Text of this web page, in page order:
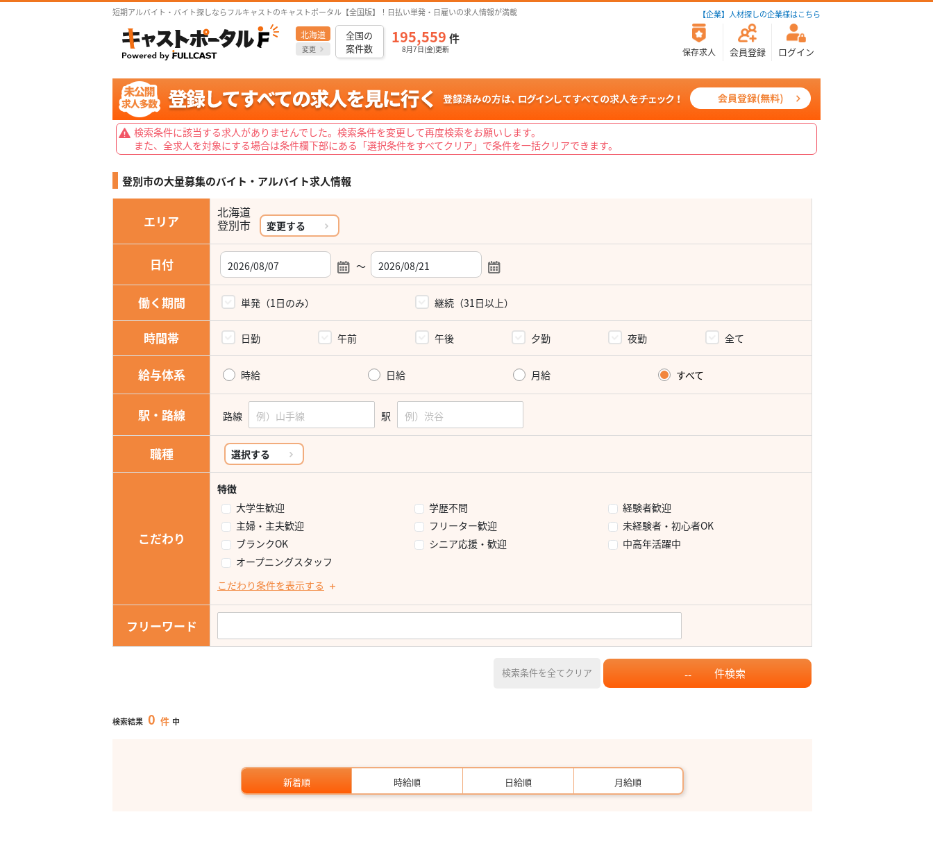
短期アルバイト・バイト探しならフルキャストのキャストポータル【全国版】！日払い単発・日雇いの求人情報が満載 【企業】人材探しの企業様はこちら
北海道
変更
全国の
案件数
195,559 件
8月7日(金)更新 保存求人 会員登録 ログイン
検索条件に該当する求人がありませんでした。検索条件を変更して再度検索をお願いします。
また、全求人を対象にする場合は条件欄下部にある「選択条件をすべてクリア」で条件を一括クリアできます。
登別市の大量募集のバイト・アルバイト求人情報
エリア
北海道
変更する
日付 ～
働く期間 単発（1日のみ） 継続（31日以上）
時間帯 日勤 午前 午後 夕勤 夜勤 全て
給与体系 時給 日給 月給 すべて
駅・路線 路線 駅
職種 選択する
こだわり
特徴
大学生歓迎
学歴不問
経験者歓迎
主婦・主夫歓迎
フリーター歓迎
未経験者・初心者OK
ブランクOK
シニア応援・歓迎
中高年活躍中
オープニングスタッフ
こだわり条件を表示する
フリーワード
検索条件を全てクリア -- 件検索
検索結果 0 件 中
新着順 時給順 日給順 月給順